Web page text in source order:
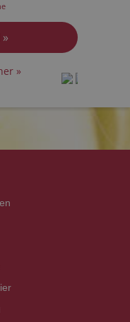
»